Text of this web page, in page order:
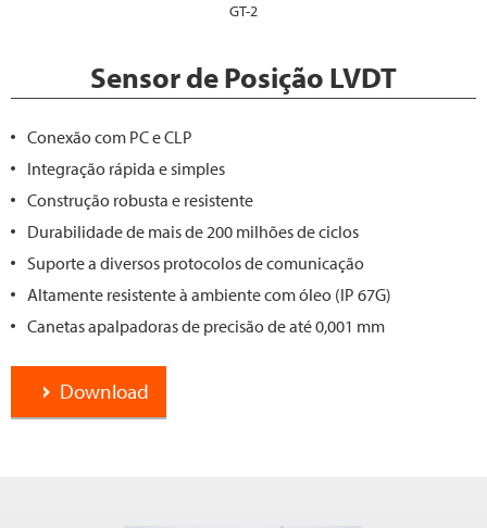
GT-2
Sensor de Posição LVDT
Conexão com PC e CLP
Integração rápida e simples
Construção robusta e resistente
Durabilidade de mais de 200 milhões de ciclos
Suporte a diversos protocolos de comunicação
Altamente resistente à ambiente com óleo (IP 67G)
Canetas apalpadoras de precisão de até 0,001 mm
Download